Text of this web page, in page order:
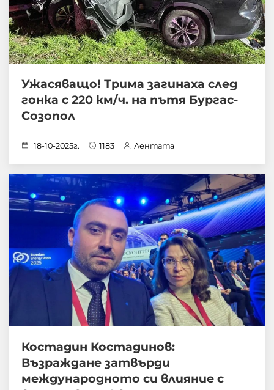
Ужасяващо! Трима загинаха след
гонка с 220 км/ч. на пътя Бургас-
Созопол
18-10-2025г. 1183 Лентата
Костадин Костадинов:
Възраждане затвърди
международното си влияние с